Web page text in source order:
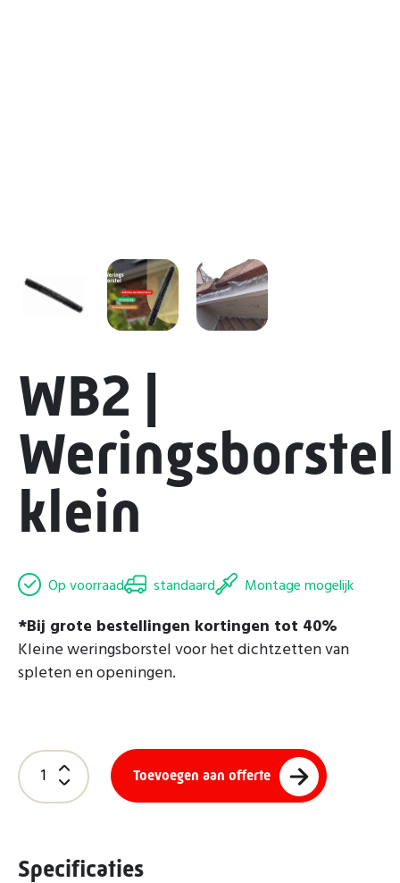
WB2 |
Weringsborstel
klein
Op voorraad standaard Montage mogelijk
*Bij grote bestellingen kortingen tot 40%
Kleine weringsborstel voor het dichtzetten van
spleten en openingen.
Toevoegen aan offerte
Specificaties